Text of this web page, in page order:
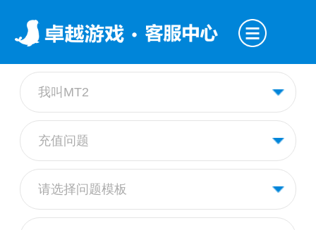
我叫MT2
充值问题
请选择问题模板